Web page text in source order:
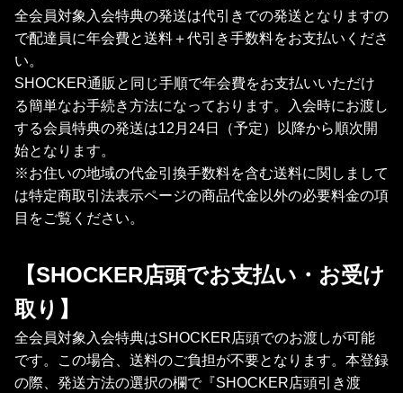
全会員対象入会特典の発送は代引きでの発送となりますの
で配達員に年会費と送料＋代引き手数料をお支払いくださ
い。
SHOCKER通販と同じ手順で年会費をお支払いいただけ
る簡単なお手続き方法になっております。入会時にお渡し
する会員特典の発送は12月24日（予定）以降から順次開
始となります。
※お住いの地域の代金引換手数料を含む送料に関しまして
は特定商取引法表示ページの商品代金以外の必要料金の項
目をご覧ください。
【SHOCKER店頭でお支払い・お受け
取り】
全会員対象入会特典はSHOCKER店頭でのお渡しが可能
です。この場合、送料のご負担が不要となります。本登録
の際、発送方法の選択の欄で『SHOCKER店頭引き渡